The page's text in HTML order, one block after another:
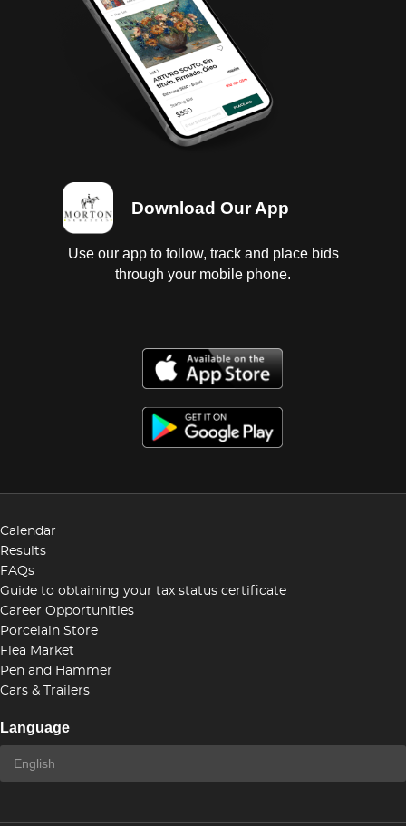
con desgaste, bateria no sirve, llantas desgastadas;
baja 2026; Es probable se entreguen algunos
documentos en copia, es responsabilidad del
comprador certificarla.
Download Our App
Use our app to follow, track and place bids
through your mobile phone.
Calendar
Results
FAQs
Guide to obtaining your tax status certificate
Career Opportunities
Porcelain Store
Flea Market
Pen and Hammer
Cars & Trailers
Language